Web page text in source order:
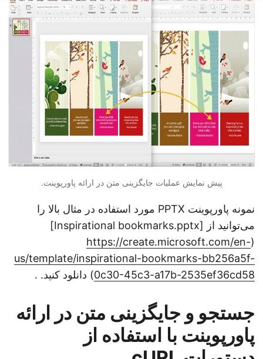
پیش نمایش عملیات جایگزینی متن در ارائه پاورپوینت.
نمونه پاورپوینت PPTX مورد استفاده در مثال بالا را
می‌توانید از [Inspirational bookmarks.pptx]
https://create.microsoft.com/en-
us/template/inspirational-bookmarks-bb256a5f-
0c30-45c3-a17b-2535ef36cd58) دانلود کنید. .
جستجو و جایگزینی متن در ارائه
پاورپوینت با استفاده از